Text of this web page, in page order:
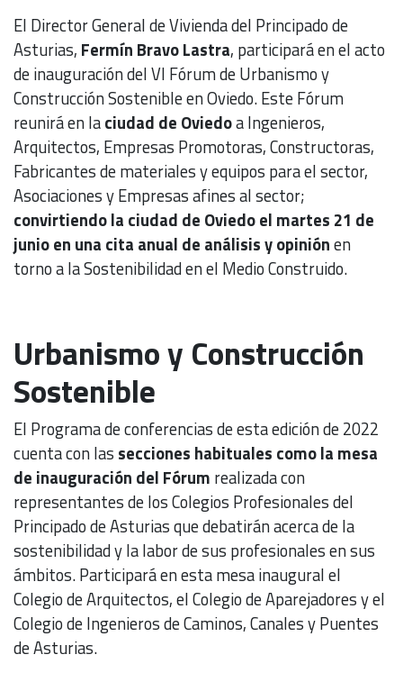
El Director General de Vivienda del Principado de
Asturias, Fermín Bravo Lastra, participará en el acto
de inauguración del VI Fórum de Urbanismo y
Construcción Sostenible en Oviedo. Este Fórum
reunirá en laciudad de Oviedoa Ingenieros,
Arquitectos, Empresas Promotoras, Constructoras,
Fabricantes de materiales y equipos para el sector,
Asociaciones y Empresas afines al sector;
convirtiendo la ciudad de Oviedo el martes 21 de
junio en una cita anual de análisis y opiniónen
torno a la Sostenibilidad en el Medio Construido.
Urbanismo y Construcción
Sostenible
El Programa de conferencias de esta edición de 2022
cuenta con las secciones habituales como la mesa
de inauguración del Fórum realizada con
representantes de los Colegios Profesionales del
Principado de Asturias que debatirán acerca de la
sostenibilidad y la labor de sus profesionales en sus
ámbitos. Participará en esta mesa inaugural el
Colegio de Arquitectos, el Colegio de Aparejadores y el
Colegio de Ingenieros de Caminos, Canales y Puentes
de Asturias.